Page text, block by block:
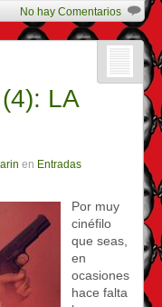
No hay Comentarios
LA
en Entradas
Por muy
cinéfilo
que seas,
en
ocasiones
hace falta